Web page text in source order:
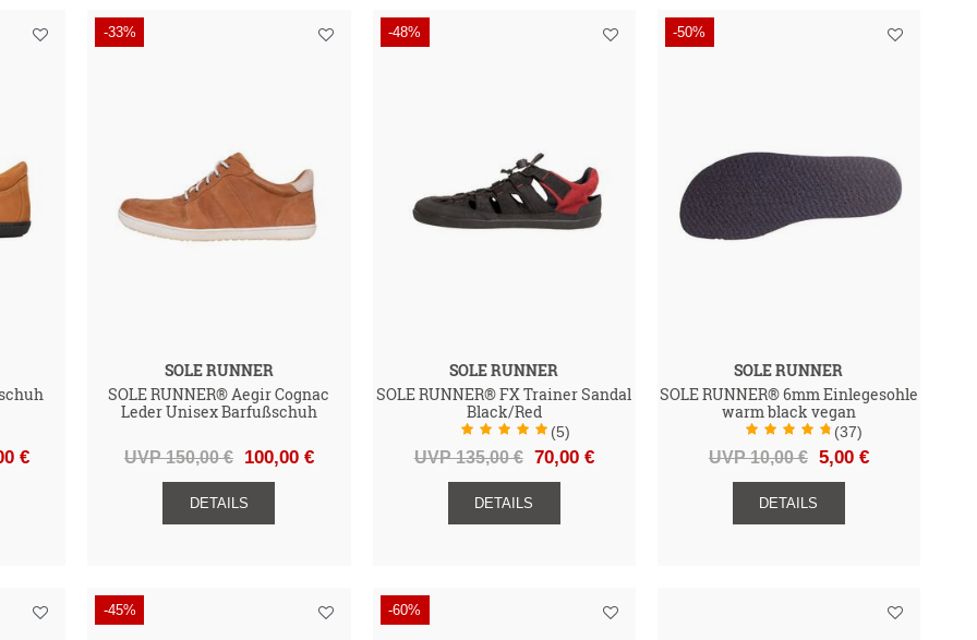
€
-33%
SOLE RUNNER
SOLE RUNNER® Aegir Cognac
Leder Unisex Barfußschuh
UVP 150,00 € 100,00 €
DETAILS
-48%
SOLE RUNNER
SOLE RUNNER® FX Trainer Sandal
Black/Red
(5)
UVP 135,00 € 70,00 €
DETAILS
-50%
SOLE RUNNER
SOLE RUNNER® 6mm Einlegesohle
warm black vegan
(37)
UVP 10,00 € 5,00 €
DETAILS
-45% -60%